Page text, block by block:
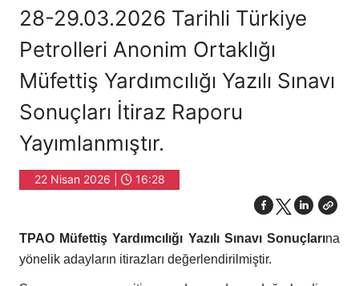
28-29.03.2026 Tarihli Türkiye
Petrolleri Anonim Ortaklığı
Müfettiş Yardımcılığı Yazılı Sınavı
Sonuçları İtiraz Raporu
Yayımlanmıştır.
22 Nisan 2026 | 16:28
TPAO Müfettiş Yardımcılığı Yazılı Sınavı Sonuçlarına
yönelik adayların itirazları değerlendirilmiştir.